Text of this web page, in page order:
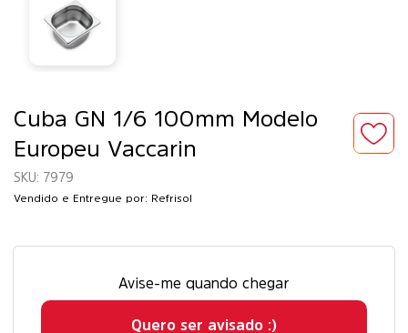
Cuba GN 1/6 100mm Modelo
Europeu Vaccarin
7979
Vendido e Entregue por: Refrisol
Avise-me quando chegar
Quero ser avisado :)